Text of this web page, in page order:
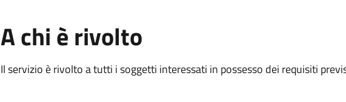
A chi è rivolto
Il servizio è rivolto a tutti i soggetti interessati in possesso dei requisiti